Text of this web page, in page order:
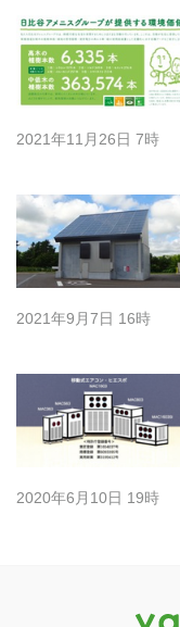
2021年11月26日 7時
2021年9月7日 16時
2020年6月10日 19時